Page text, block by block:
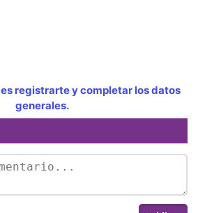
registrarte y completar los datos
generales.